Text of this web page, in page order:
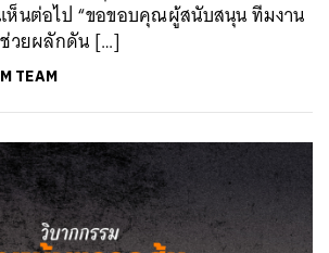
ห็นต่อไป “ขอขอบคุณผู้สนับสนุน ทีมงาน
วยผลักดัน […]
TEAM